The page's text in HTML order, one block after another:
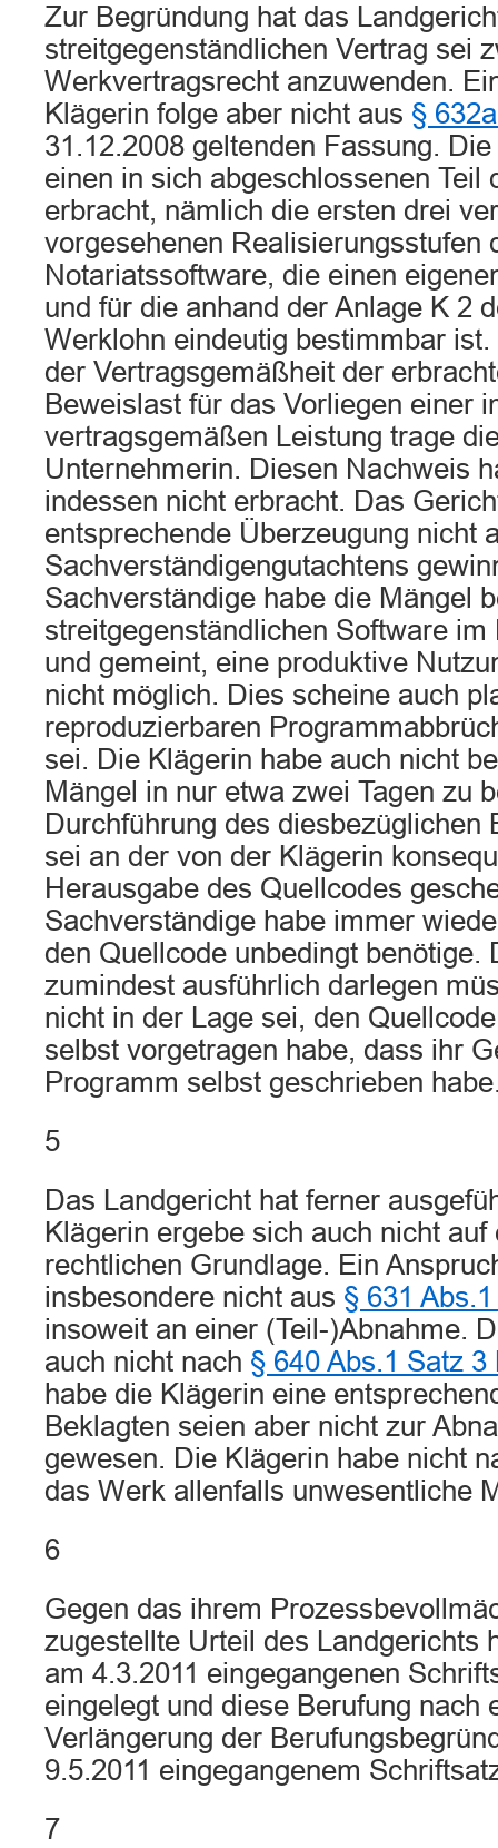
Zur Begründung hat das
streitgegenständlichen Vertrag sei
Werkvertragsrecht anzuwenden.
Klägerin folge aber nicht aus §
31.12.2008 geltenden Fassung.
einen in sich abgeschlossenen Teil
erbracht, nämlich die ersten drei
vorgesehenen Realisierungsstufen
Notariatssoftware, die einen
und für die anhand der Anlage K 2
Werklohn eindeutig bestimmbar
der Vertragsgemäßheit der
Beweislast für das Vorliegen einer
vertragsgemäßen Leistung trage
Unternehmerin. Diesen Nachweis
indessen nicht erbracht. Das
entsprechende Überzeugung nicht
Sachverständigengutachtens
Sachverständige habe die Mängel
streitgegenständlichen Software im
und gemeint, eine produktive
nicht möglich. Dies scheine auch
reproduzierbaren
sei. Die Klägerin habe auch nicht
Mängel in nur etwa zwei Tagen zu
Durchführung des diesbezüglichen
sei an der von der Klägerin
Herausgabe des Quellcodes
Sachverständige habe immer
den Quellcode unbedingt benötige.
zumindest ausführlich darlegen
nicht in der Lage sei, den
selbst vorgetragen habe, dass ihr
Programm selbst geschrieben
5
Das Landgericht hat ferner
Klägerin ergebe sich auch nicht auf
rechtlichen Grundlage. Ein
insbesondere nicht aus § 631
insoweit an einer (Teil-)Abnahme.
auch nicht nach § 640 Abs.1 Satz 3
habe die Klägerin eine
Beklagten seien aber nicht zur
gewesen. Die Klägerin habe nicht
das Werk allenfalls unwesentliche
6
Gegen das ihrem
zugestellte Urteil des Landgerichts
am 4.3.2011 eingegangenen
eingelegt und diese Berufung nach
Verlängerung der
9.5.2011 eingegangenem
7